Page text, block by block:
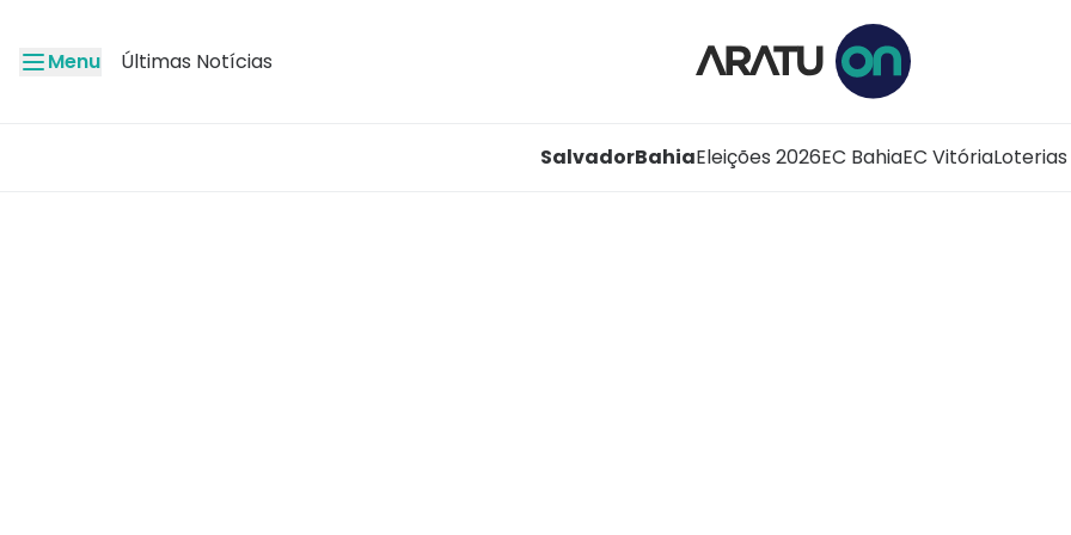
Menu Últimas Notícias
SalvadorBahiaEleições 2026EC BahiaEC VitóriaLoterias